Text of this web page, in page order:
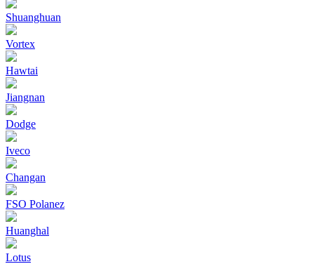
Shuanghuan
Vortex
Hawtai
Jiangnan
Dodge
Iveco
Changan
FSO Polanez
Huanghal
Lotus